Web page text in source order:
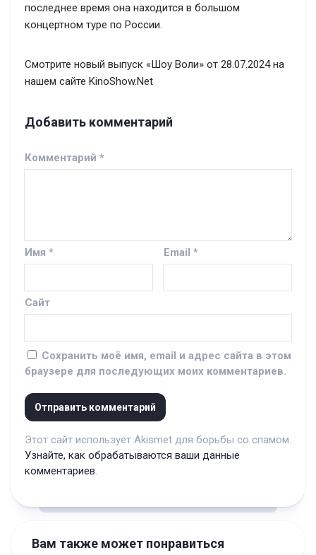
последнее время она находится в большом
концертном туре по России.
Смотрите новый выпуск «Шоу Воли» от 28.07.2024 на
нашем сайте KinoShow.Net
Добавить комментарий
Комментарий *
Имя * Email *
Сайт
Сохранить моё имя, email и адрес сайта в этом
браузере для последующих моих комментариев.
Этот сайт использует Akismet для борьбы со спамом.
Узнайте, как обрабатываются ваши данные
комментариев.
Вам также может понравиться